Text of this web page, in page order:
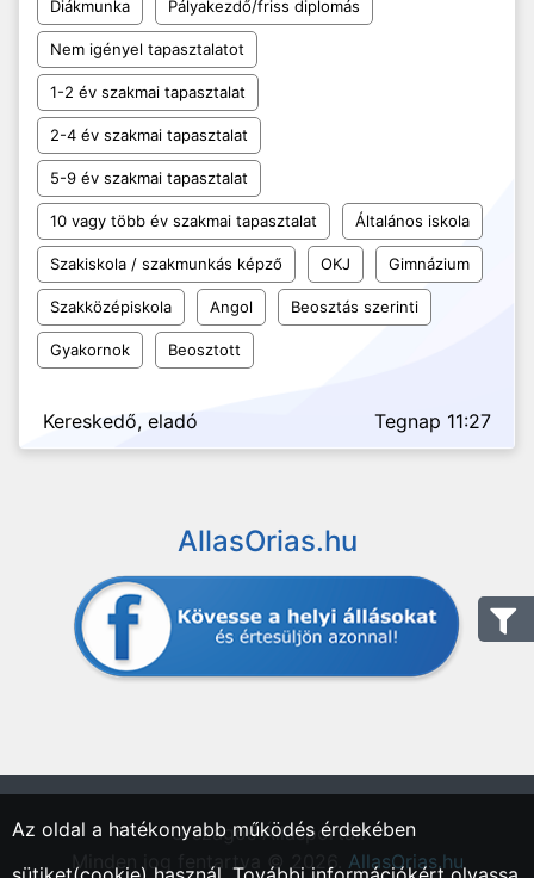
Diákmunka Pályakezdő/friss diplomás
Nem igényel tapasztalatot
1-2 év szakmai tapasztalat
2-4 év szakmai tapasztalat
5-9 év szakmai tapasztalat
10 vagy több év szakmai tapasztalat Általános iskola
Szakiskola / szakmunkás képző OKJ Gimnázium
Szakközépiskola Angol Beosztás szerinti
Gyakornok Beosztott
Kereskedő, eladó Tegnap 11:27
AllasOrias.hu
"Országos Állásportál."
Minden jog fentartva © 2026. AllasOrias.hu
Az oldal a hatékonyabb működés érdekében